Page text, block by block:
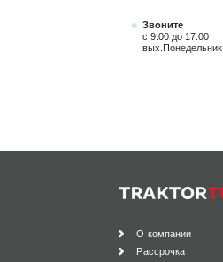
Звоните
с 9:00 до 17:00
вых.Понедельник
О компании
Рассрочка